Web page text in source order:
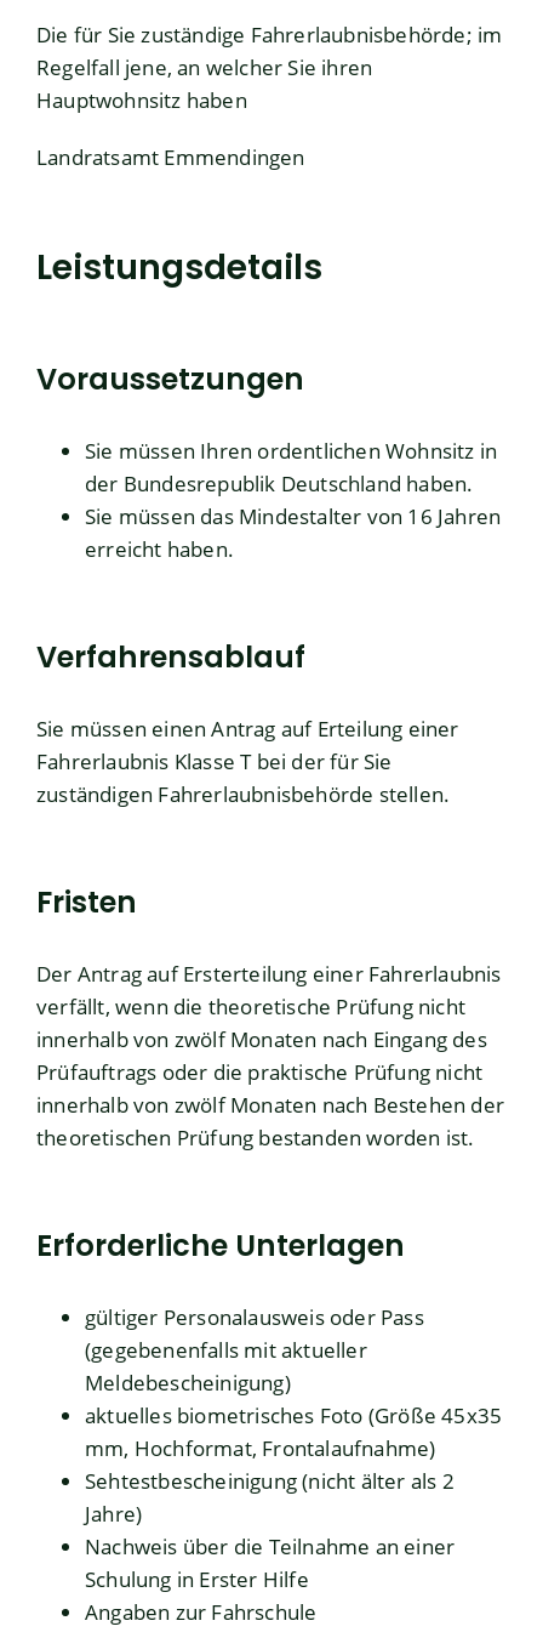
Die für Sie zuständige Fahrerlaubnisbehörde; im
Regelfall jene, an welcher Sie ihren
Hauptwohnsitz haben
Landratsamt Emmendingen
Leistungsdetails
Voraussetzungen
Sie müssen Ihren ordentlichen Wohnsitz in
der Bundesrepublik Deutschland haben.
Sie müssen das Mindestalter von 16 Jahren
erreicht haben.
Verfahrensablauf
Sie müssen einen Antrag auf Erteilung einer
Fahrerlaubnis Klasse T bei der für Sie
zuständigen Fahrerlaubnisbehörde stellen.
Fristen
Der Antrag auf Ersterteilung einer Fahrerlaubnis
verfällt, wenn die theoretische Prüfung nicht
innerhalb von zwölf Monaten nach Eingang des
Prüfauftrags oder die praktische Prüfung nicht
innerhalb von zwölf Monaten nach Bestehen der
theoretischen Prüfung bestanden worden ist.
Erforderliche Unterlagen
gültiger Personalausweis oder Pass
(gegebenenfalls mit aktueller
Meldebescheinigung)
aktuelles biometrisches Foto (Größe 45x35
mm, Hochformat, Frontalaufnahme)
Sehtestbescheinigung (nicht älter als 2
Jahre)
Nachweis über die Teilnahme an einer
Schulung in Erster Hilfe
Angaben zur Fahrschule